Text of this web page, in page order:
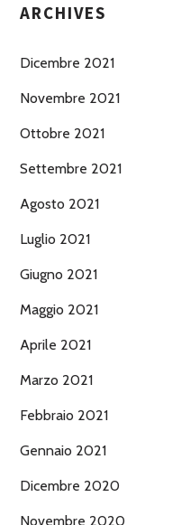
ARCHIVES
Dicembre 2021
Novembre 2021
Ottobre 2021
Settembre 2021
Agosto 2021
Luglio 2021
Giugno 2021
Maggio 2021
Aprile 2021
Marzo 2021
Febbraio 2021
Gennaio 2021
Dicembre 2020
Novembre 2020